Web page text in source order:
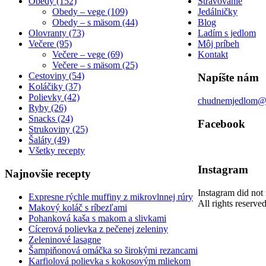
Obedy – vege (109)
Obedy – s mäsom (44)
Olovranty (73)
Večere (95)
Večere – vege (69)
Večere – s mäsom (25)
Cestoviny (54)
Koláčiky (37)
Polievky (42)
Ryby (26)
Snacks (24)
Strukoviny (25)
Šaláty (49)
Všetky recepty
Najnovšie recepty
Expresne rýchle muffiny z mikrovlnnej rúry
Makový koláč s ríbezľami
Pohanková kaša s makom a slivkami
Cícerová polievka z pečenej zeleniny
Zeleninové lasagne
Šampiňonová omáčka so širokými rezancami
Karfiolová polievka s kokosovým mliekom
Jedálničky
Blog
Ladím s jedlom
Môj príbeh
Kontakt
Napíšte nám
Facebook
Instagram
Instagram did not
All rights